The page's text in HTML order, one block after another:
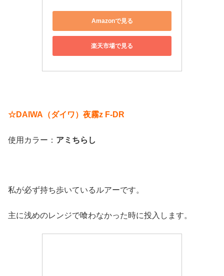
Amazonで見る
楽天市場で見る
☆DAIWA（ダイワ）夜霧z F-DR
使用カラー： アミちらし
私が必ず持ち歩いているルアーです。
主に浅めのレンジで喰わなかった時に投入します。